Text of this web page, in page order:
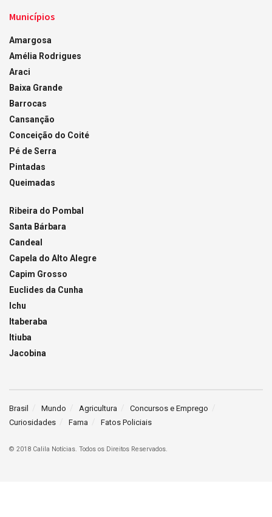
Municípios
Amargosa
Amélia Rodrigues
Araci
Baixa Grande
Barrocas
Cansanção
Conceição do Coité
Pé de Serra
Pintadas
Queimadas
Ribeira do Pombal
Santa Bárbara
Candeal
Capela do Alto Alegre
Capim Grosso
Euclides da Cunha
Ichu
Itaberaba
Itiuba
Jacobina
Brasil Mundo Agricultura
Concursos e Emprego
Curiosidades
Fama Fatos Policiais
© 2018 Calila Notícias. Todos os Direitos Reservados.